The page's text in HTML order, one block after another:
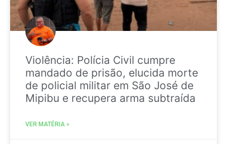
Violência: Polícia Civil cumpre
mandado de prisão, elucida morte
de policial militar em São José de
Mipibu e recupera arma subtraída
VER MATÉRIA »